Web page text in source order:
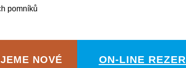
pomníků
NOVÉ
ON-LINE